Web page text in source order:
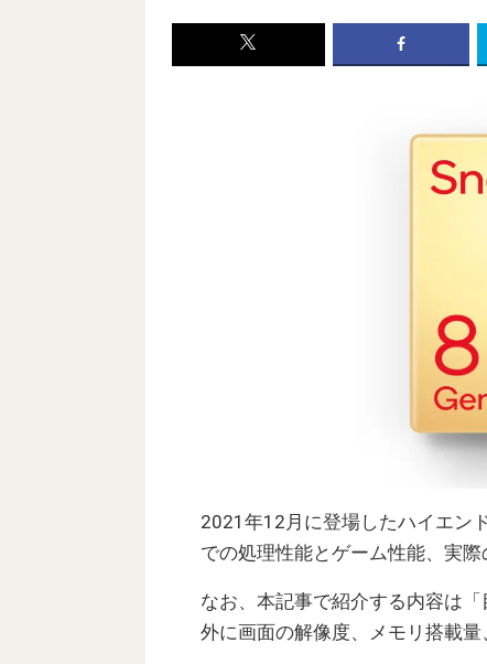
2021年12月に登場したハイエン
での処理性能とゲーム性能、実際
なお、本記事で紹介する内容は
外に画面の解像度、メモリ搭載